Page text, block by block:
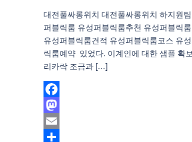
대전풀싸롱위치 대전풀싸롱위치 하지원
퍼블릭룸 유성퍼블릭룸추천 유성퍼블릭
유성퍼블릭룸견적 유성퍼블릭룸코스 유
릭룸예약 있었다. 이계인에 대한 샘플 확
리카락 조금과 […]
Facebook
Mastodon
Email